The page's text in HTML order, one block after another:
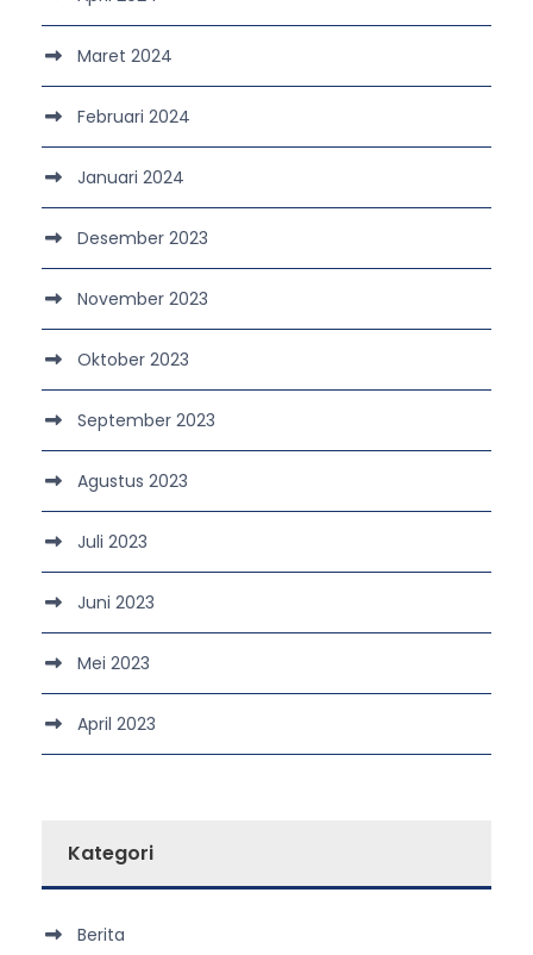
Maret 2024
Februari 2024
Januari 2024
Desember 2023
November 2023
Oktober 2023
September 2023
Agustus 2023
Juli 2023
Juni 2023
Mei 2023
April 2023
Kategori
Berita